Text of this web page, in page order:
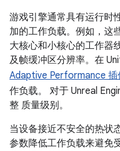
游戏引擎通常具有运行时
加的工作负载。例如，这
大核心和小核心的工作器
及帧缓冲区分辨率。在
Adaptive Performance 插
作负载。 对于 Unreal
整 质量级别。
当设备接近不安全的热状
参数降低工作负载来避免